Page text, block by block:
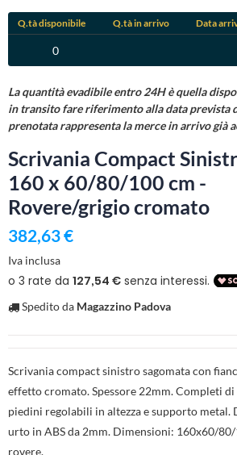
Q.tà disponibile Q.tà in arrivo Data
0
La quantità evadibile entro 24H è quella
in transito fare riferimento alla data prevista
prenotata rappresenta la merce in arrivo già
Scrivania Compact
160 x 60/80/100 cm -
Rovere/grigio cromato
382,63 €
Iva inclusa
Spedito da Magazzino Padova
Scrivania compact sinistro sagomata con
effetto cromato. Spessore 22mm. Completi di
piedini regolabili in altezza e supporto metal.
urto in ABS da 2mm. Dimensioni: 160x60/
rovere.